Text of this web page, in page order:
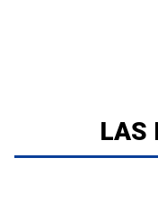
LAS